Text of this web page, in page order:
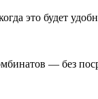
это будет
— без